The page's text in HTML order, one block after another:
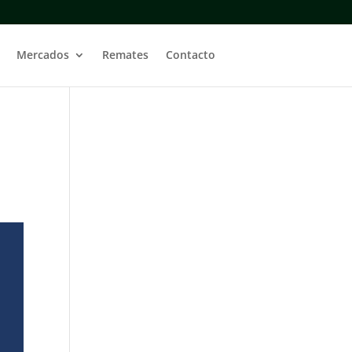
Mercados Remates Contacto